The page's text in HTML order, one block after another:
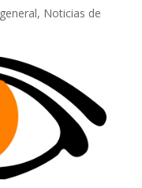
general, Noticias de